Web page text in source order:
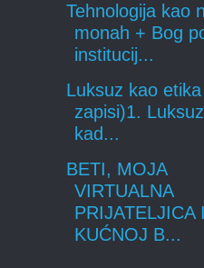
Tehnologija kao
monah + Bog
institucij...
Luksuz kao
zapisi)1.
kad...
BETI, MOJA
VIRTUALNA
PRIJATELJICA
KUĆNOJ B...